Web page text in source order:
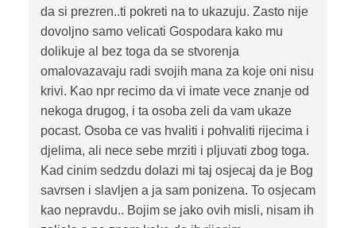
da si prezren..ti pokreti na to ukazuju. Zasto nije
dovoljno samo velicati Gospodara kako mu
dolikuje al bez toga da se stvorenja
omalovazavaju radi svojih mana za koje oni nisu
krivi. Kao npr recimo da vi imate vece znanje od
nekoga drugog, i ta osoba zeli da vam ukaze
pocast. Osoba ce vas hvaliti i pohvaliti rijecima i
djelima, ali nece sebe mrziti i pljuvati zbog toga.
Kad cinim sedzdu dolazi mi taj osjecaj da je Bog
savrsen i slavljen a ja sam ponizena. To osjecam
kao nepravdu.. Bojim se jako ovih misli, nisam ih